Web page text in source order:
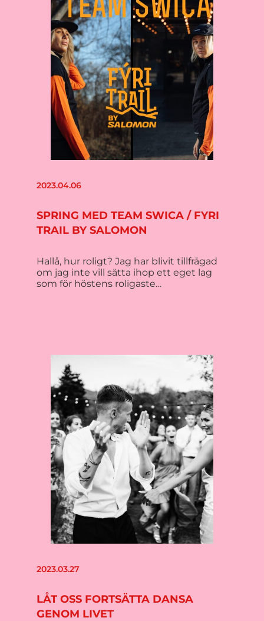
2023.04.06
SPRING MED TEAM SWICA / FYRI
TRAIL BY SALOMON
Hallå, hur roligt? Jag har blivit tillfrågad
om jag inte vill sätta ihop ett eget lag
som för höstens roligaste…
2023.03.27
LÅT OSS FORTSÄTTA DANSA
GENOM LIVET